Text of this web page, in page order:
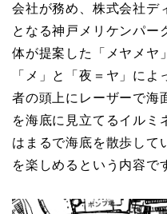
会社が務め、株式会社デ
となる神戸メリケンパー
体が提案した「メヤメヤ
「メ」と「夜＝ヤ」に
者の頭上にレーザーで海
を海底に見立てるイルミ
はまるで海底を散歩して
を楽しめるという内容で